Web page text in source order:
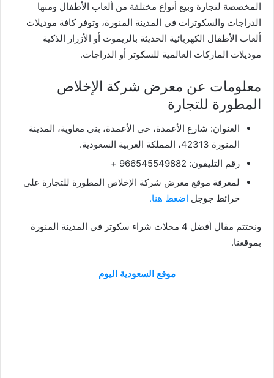
المخصصة لتجارة وبيع أنواع مختلفة من ألعاب الأطفال ومنها
الدراجات والسكوترات في المدينة المنورة، وتوفر كافة موديلات
ألعاب الأطفال الكهربائية الحديثة بالريموت أو الأزرار الذكية
موديلات الماركات العالمية للسكوتر أو الدراجات.
معلومات عن معرض شركة الإخلاص
المطورة للتجارة
العنوان: شارع الأعمدة، حي الأعمدة، بني معاوية، المدينة
المنورة 42313، المملكة العربية السعودية.
رقم التليفون: 966545549882 +
لمعرفة موقع معرض شركة الإخلاص المطورة للتجارة على
خرائط جوجل اضغط هنا.
ونختتم مقال أفضل 4 محلات شراء سكوتر في المدينة المنورة
بموقعنا.
موقع السعودية اليوم